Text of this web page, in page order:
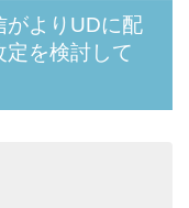
がよりUDに配
定を検討して